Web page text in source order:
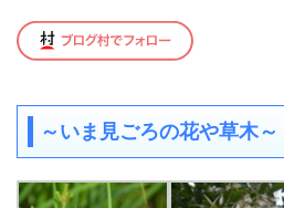
～いま見ごろの花や草木～